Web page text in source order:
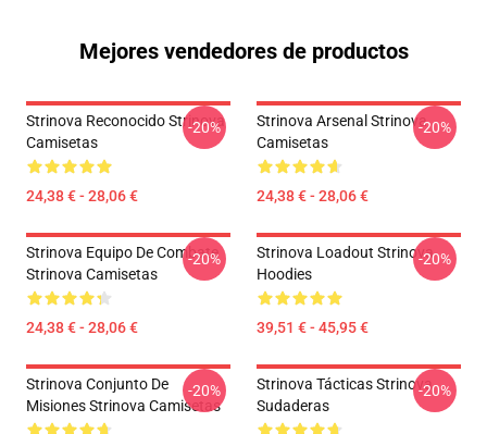
Mejores vendedores de productos
Strinova Reconocido Strinova
Camisetas
24,38 € - 28,06 €
-20%
Strinova Arsenal Strinova
Camisetas
24,38 € - 28,06 €
-20%
Strinova Equipo De Combate
Strinova Camisetas
24,38 € - 28,06 €
-20%
Strinova Loadout Strinova
Hoodies
39,51 € - 45,95 €
-20%
Strinova Conjunto De
Misiones Strinova Camisetas
-20%
Strinova Tácticas Strinova
Sudaderas
-20%